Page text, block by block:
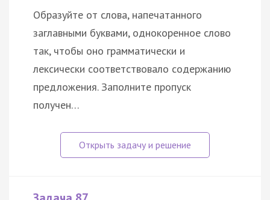
Образуйте от слова, напечатанного
заглавными буквами, однокоренное слово
так, чтобы оно грамматически и
лексически соответствовало содержанию
предложения. Заполните пропуск
получен…